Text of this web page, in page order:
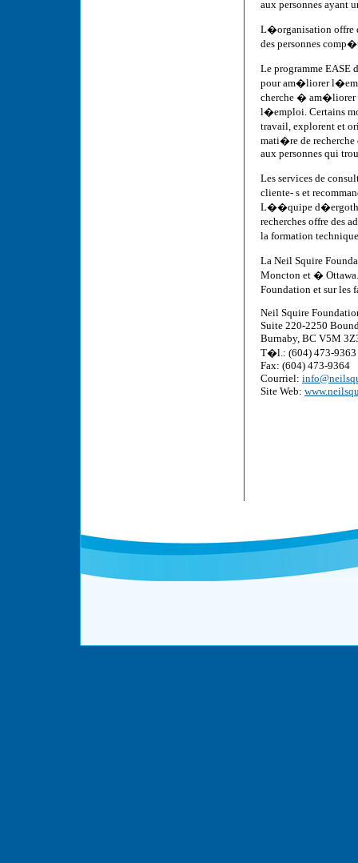
aux personnes ayant
L�organisation offre
des personnes
Le programme
pour am�liorer
cherche � am�liorer
l�emploi. Certains
travail, explorent et
mati�re de
aux personnes qui
Les services de
cliente- s et
L��quipe
recherches offre des
la formation
La Neil Squire
Moncton et �
Foundation et sur les
Neil Squire
Suite 220-2250
Burnaby, BC V5M
T�l.: (604) 473-9363
Fax: (604) 473-9364
Courriel:
Site Web: